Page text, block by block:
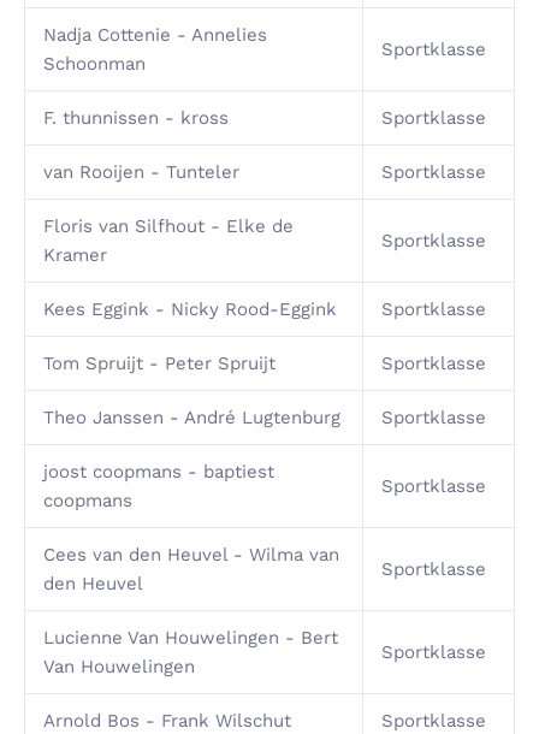
Nadja Cottenie - Annelies
Schoonman
Sportklasse
F. thunnissen - kross Sportklasse
van Rooijen - Tunteler Sportklasse
Floris van Silfhout - Elke de
Kramer
Sportklasse
Kees Eggink - Nicky Rood-Eggink Sportklasse
Tom Spruijt - Peter Spruijt Sportklasse
Theo Janssen - André Lugtenburg Sportklasse
joost coopmans - baptiest
coopmans
Sportklasse
Cees van den Heuvel - Wilma van
den Heuvel
Sportklasse
Lucienne Van Houwelingen - Bert
Van Houwelingen
Sportklasse
Arnold Bos - Frank Wilschut Sportklasse